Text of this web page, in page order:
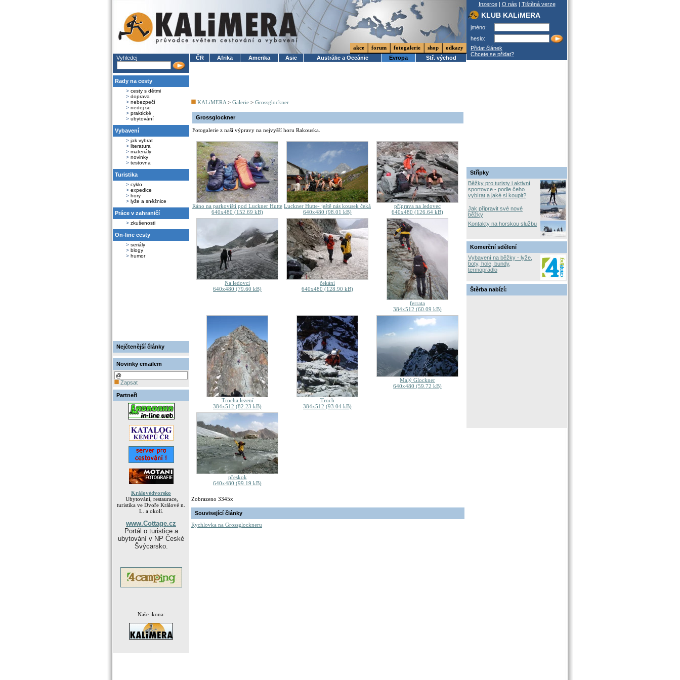
Vyhledej
Rady na cesty
> cesty s dětmi
> doprava
> nebezpečí
> nedej se
> praktické
> ubytování
Vybavení
> jak vybrat
> literatura
> materiály
> novinky
> testovna
Turistika
> cyklo
> expedice
> hory
> lyže a sněžnice
Práce v zahraničí
> zkušenosti
On-line cesty
> seriály
> blogy
> humor
Nejčtenější články
Novinky emailem
Zapsat
Partneři
Královédvorsko
Ubytování, restaurace,
turistika ve Dvoře Králové n.
L. a okolí.
www.Cottage.cz
Portál o turistice a
ubytování v NP České
Švýcarsko.
Naše ikona:
akce forum fotogalerie shop
odkazy
ČR
Afrika Amerika Asie Austrálie a Oceánie Evropa Stř. východ
KALiMERA > Galerie > Grossglockner
Grossglockner
Fotogalerie z naší výpravy na nejvyšší horu Rakouska.
Ráno na parkovišti pod Luckner Hutte
640x480 (152.69 kB)
Luckner Hutte- ještě nás kousek čeká
640x480 (98.01 kB)
příprava na ledovec
640x480 (126.64 kB)
Na ledovci
640x480 (79.60 kB)
čekání
640x480 (128.90 kB)
ferrata
384x512 (60.09 kB)
Trocha lezení
384x512 (82.23 kB)
Troch
384x512 (93.04 kB)
Malý Glockner
640x480 (59.72 kB)
přeskok
640x480 (99.19 kB)
Zobrazeno 3345x
Související články
Rychlovka na Grossglockneru
Inzerce| O nás | Tištěná verze
KLUB KALiMERA
jméno:
heslo:
Přidat článek
Chcete se přidat?
Střípky
Běžky pro turisty i aktivní
sportovce - podle čeho
vybírat a jaké si koupit?
Jak připravit své nové
běžky
Kontakty na horskou službu
Komerční sdělení
Vybavení na běžky - lyže,
boty, hole, bundy,
termoprádlo
Štěrba nabízí: